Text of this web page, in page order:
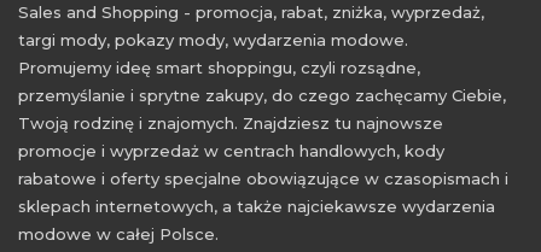
Sales and Shopping - promocja, rabat, zniżka, wyprzedaż,
targi mody, pokazy mody, wydarzenia modowe.
Promujemy ideę smart shoppingu, czyli rozsądne,
przemyślanie i sprytne zakupy, do czego zachęcamy Ciebie,
Twoją rodzinę i znajomych. Znajdziesz tu najnowsze
promocje i wyprzedaż w centrach handlowych, kody
rabatowe i oferty specjalne obowiązujące w czasopismach i
sklepach internetowych, a także najciekawsze wydarzenia
modowe w całej Polsce.